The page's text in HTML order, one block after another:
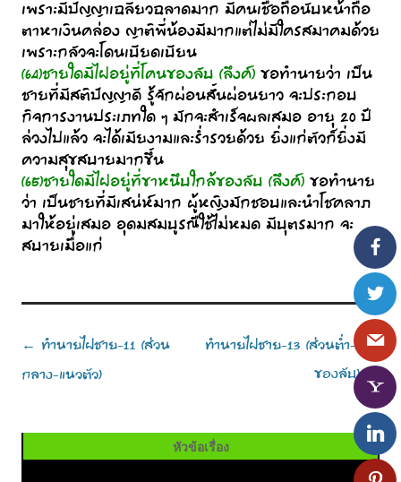
เพราะมีปัญญาเฉลียวฉลาดมาก มีคนเชื่อถือนับหน้าถือ
ตาหาเงินคล่อง ญาติพี่น้องมีมากแต่ไม่มีใครสมาคมด้วย
เพราะกลัวจะโดนเบียดเบียน
(64)ชายใดมีไฝอยู่ที่โคนของลับ (ลึงค์)ขอทำนายว่า เป็น
ชายที่มีสติปัญญาดี รู้จักผ่อนสั้นผ่อนยาว จะประกอบ
กิจการงานประเภทใด ๆ มักจะสำเร็จผลเสมอ อายุ 20 ปี
ล่วงไปแล้ว จะได้เมียงามและร่ำรวยด้วย ยิ่งแก่ตัวก็ยิ่งมี
ความสุขสบายมากขึ้น
(65)ชายใดมีไฝอยู่ที่ขาหนึบใกล้ของลับ (ลึงค์)ขอทำนาย
ว่า เป็นชายที่มีเสน่ห์มาก ผู้หญิงมักชอบและนำโชคลาภ
มาให้อยู่เสมอ อุดมสมบูรณืใช้ไม่หมด มีบุตรมาก จะ
สบายเมื่อแก่
Post
navigation
← ทำนายไฝชาย-11 (ส่วน
กลาง-แนวตัว)
ทำนายไฝชาย-13 (ส่วนต่ำ-แนว
ของลับ)→
หัวข้อเรื่อง